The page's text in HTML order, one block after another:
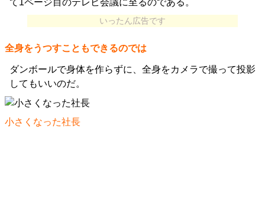
いったん広告です
全身をうつすこともできるのでは
ダンボールで身体を作らずに、全身をカメラで撮って投影
してもいいのだ。
小さくなった社長